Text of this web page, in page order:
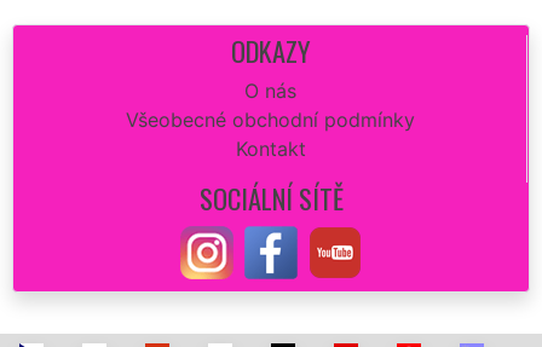
ODKAZY
O nás
Všeobecné obchodní podmínky
Kontakt
SOCIÁLNÍ SÍTĚ